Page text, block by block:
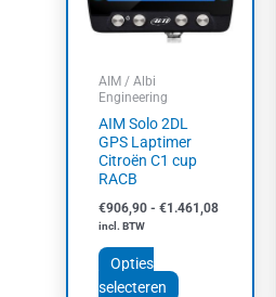
AIM / Albi
Engineering
AIM Solo 2DL
GPS Laptimer
Citroën C1 cup
RACB
€906,90 - €1.461,08
incl. BTW
Opties
selecteren
Deze
optie
worden
op
de